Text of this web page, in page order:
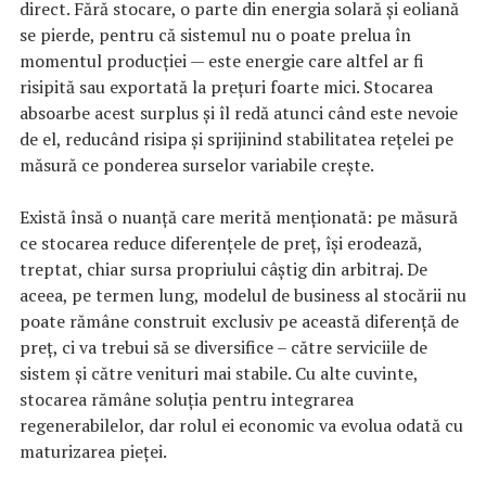
direct. Fără stocare, o parte din energia solară și eoliană
se pierde, pentru că sistemul nu o poate prelua în
momentul producției — este energie care altfel ar fi
risipită sau exportată la prețuri foarte mici. Stocarea
absoarbe acest surplus și îl redă atunci când este nevoie
de el, reducând risipa și sprijinind stabilitatea rețelei pe
măsură ce ponderea surselor variabile crește.
Există însă o nuanță care merită menționată: pe măsură
ce stocarea reduce diferențele de preț, își erodează,
treptat, chiar sursa propriului câștig din arbitraj. De
aceea, pe termen lung, modelul de business al stocării nu
poate rămâne construit exclusiv pe această diferență de
preț, ci va trebui să se diversifice – către serviciile de
sistem și către venituri mai stabile. Cu alte cuvinte,
stocarea rămâne soluția pentru integrarea
regenerabilelor, dar rolul ei economic va evolua odată cu
maturizarea pieței.